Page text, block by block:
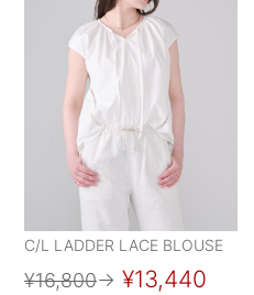
C/L LADDER LACE BLOUSE
¥16,800→ ¥13,440